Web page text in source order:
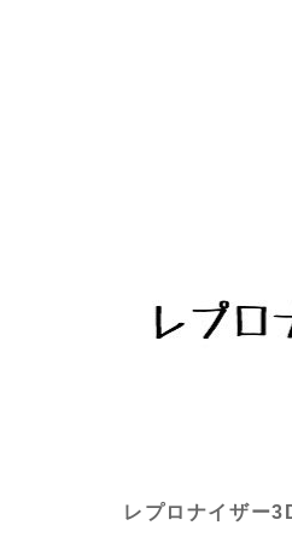
レプロナイザー